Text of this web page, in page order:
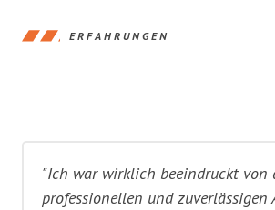
ERFAHRUNGEN
"Ich war wirklich beeindruckt von
professionellen und zuverlässigen